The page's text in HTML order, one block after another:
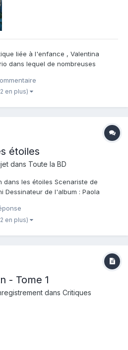
liée à l'enfance , Valentina
dans lequel de nombreuses
par ses parents ou camarades :
peu" ou une phrase du même
en plus)
étoiles
dans Toute la BD
dans les étoiles Scenariste de
Dessinateur de l'album : Paola
une enfant qui souffre de
en plus)
- Tome 1
dans Critiques